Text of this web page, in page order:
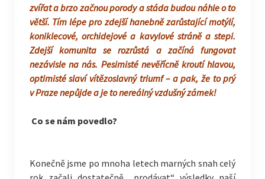
zvířat a brzo začnou porody a stáda budou náhle o to
větší. Tím lépe pro zdejší hanebně zarůstající motýlí,
koniklecové, orchidejové a kavylové stráně a stepi.
Zdejší komunita se rozrůstá a začíná fungovat
nezávisle na nás. Pesimisté nevěřícně kroutí hlavou,
optimisté slaví vítězoslavný triumf – a pak, že to prý
v Praze nepůjde a je to nereálný vzdušný zámek!
Co se nám povedlo?
Konečně jsme po mnoha letech marných snah celý